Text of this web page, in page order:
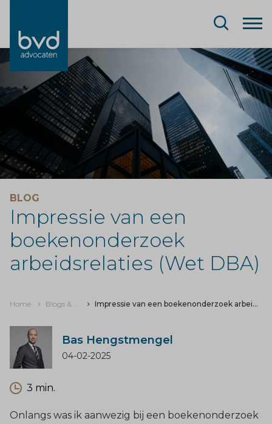
BLOG
Impressie van een
boekenonderzoek
arbeidsrelaties (Wet DBA)
Home Impressie van een boekenonderzoek arbeidsrelaties (Wet DBA)
Bas Hengstmengel
04-02-2025
3 min.
Onlangs was ik aanwezig bij een boekenonderzoek